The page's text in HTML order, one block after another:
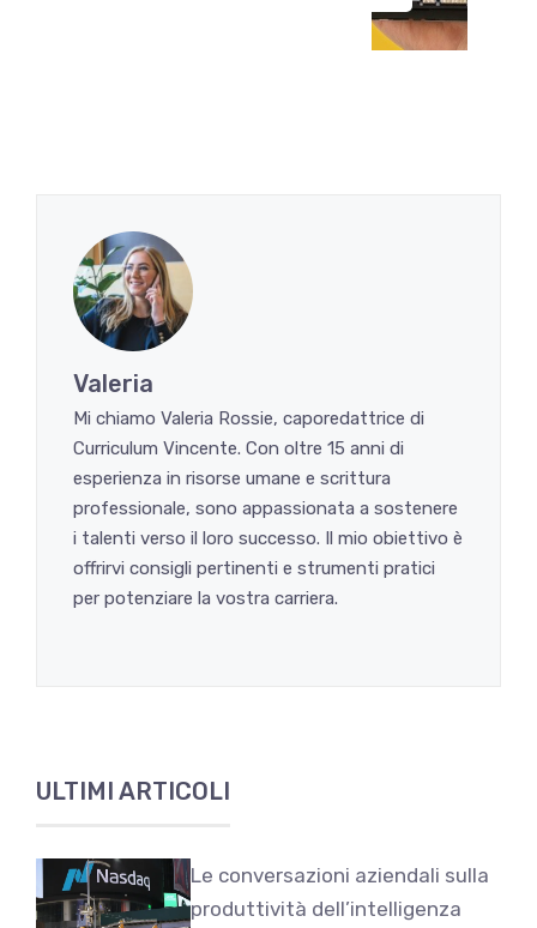
Valeria
Mi chiamo Valeria Rossie, caporedattrice di
Curriculum Vincente. Con oltre 15 anni di
esperienza in risorse umane e scrittura
professionale, sono appassionata a sostenere
i talenti verso il loro successo. Il mio obiettivo è
offrirvi consigli pertinenti e strumenti pratici
per potenziare la vostra carriera.
ULTIMI ARTICOLI
Le conversazioni aziendali sulla
produttività dell’intelligenza